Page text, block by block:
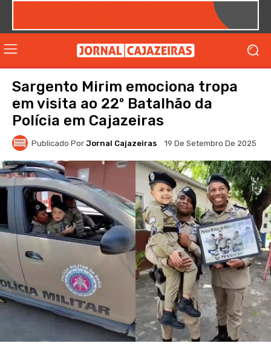
Sargento Mirim emociona tropa
em visita ao 22º Batalhão da
Polícia em Cajazeiras
Publicado Por Jornal Cajazeiras 19 De Setembro De 2025